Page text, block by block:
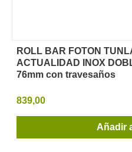
ROLL BAR FOTON
ACTUALIDAD INOX
76mm con travesaños
839,00
Añadir